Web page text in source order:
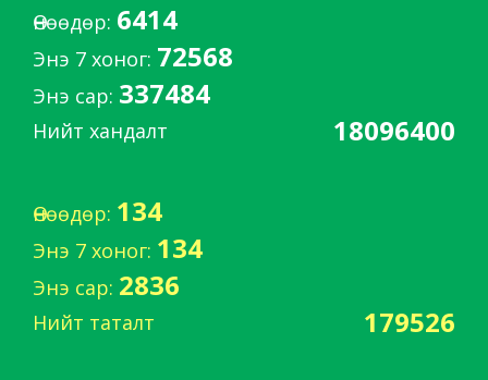
Өнөөдөр: 6414
Энэ 7 хоног: 72568
Энэ сар: 337484
Нийт хандалт 18096400
Өнөөдөр: 134
Энэ 7 хоног: 134
Энэ сар: 2836
Нийт таталт 179526